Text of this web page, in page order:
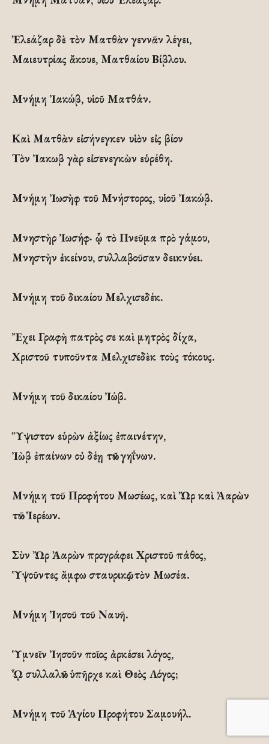
Ἐλεάζαρ δὲ τὸν Ματθὰν γεννᾶν λέγει,
Μαιευτρίας ἄκουε, Ματθαίου Βίβλου.
Μνήμη Ἰακώβ, υἱοῦ Ματθάν.
Καὶ Ματθὰν εἰσήνεγκεν υἱὸν εἰς βίον
Τὸν Ἰακωβ γὰρ εἰσενεγκὼν εὑρέθη.
Μνήμη Ἰωσὴφ τοῦ Μνήστορος, υἱοῦ Ἰακώβ.
Μνηστὴρ Ἰωσήφ· ᾧ τὸ Πνεῦμα πρὸ γάμου,
Μνηστὴν ἐκείνου, συλλαβοῦσαν δεικνύει.
Μνήμη τοῦ δικαίου Μελχισεδέκ.
Ἔχει Γραφὴ πατρὸς σε καὶ μητρὸς δίχα,
Χριστοῦ τυποῦντα Μελχισεδὲκ τοὺς τόκους.
Μνήμη τοῦ δικαίου Ἰώβ.
Ὕψιστον εὑρὼν ἀξίως ἐπαινέτην,
Ἰὼβ ἐπαίνων οὐ δέῃ τῶν γηΐνων.
Μνήμη τοῦ Προφήτου Μωσέως, καὶ Ὤρ καὶ Ἀαρὼν
τῶν Ἱερέων.
Σὺν Ὤρ Ἀαρὼν προγράφει Χριστοῦ πάθος,
Ὑψοῦντες ἄμφω σταυρικῶς τὸν Μωσέα.
Μνήμη Ἰησοῦ τοῦ Ναυῆ.
Ὑμνεῖν Ἰησοῦν ποῖος ἀρκέσει λόγος,
ᾯ συλλαλῶν ὑπῆρχε καὶ Θεὸς Λόγος;
Μνήμη τοῦ Ἁγίου Προφήτου Σαμουήλ.